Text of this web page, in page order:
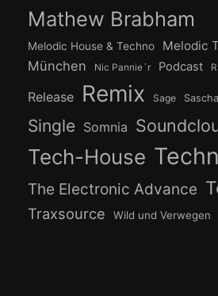
Mathew Brabham
Melodic House & Techno Melodic
München Nic Pannie´r Podcast
Release Remix Sage
Single Somnia
Tech-House
The Electronic Advance
Traxsource Wild und Verwegen